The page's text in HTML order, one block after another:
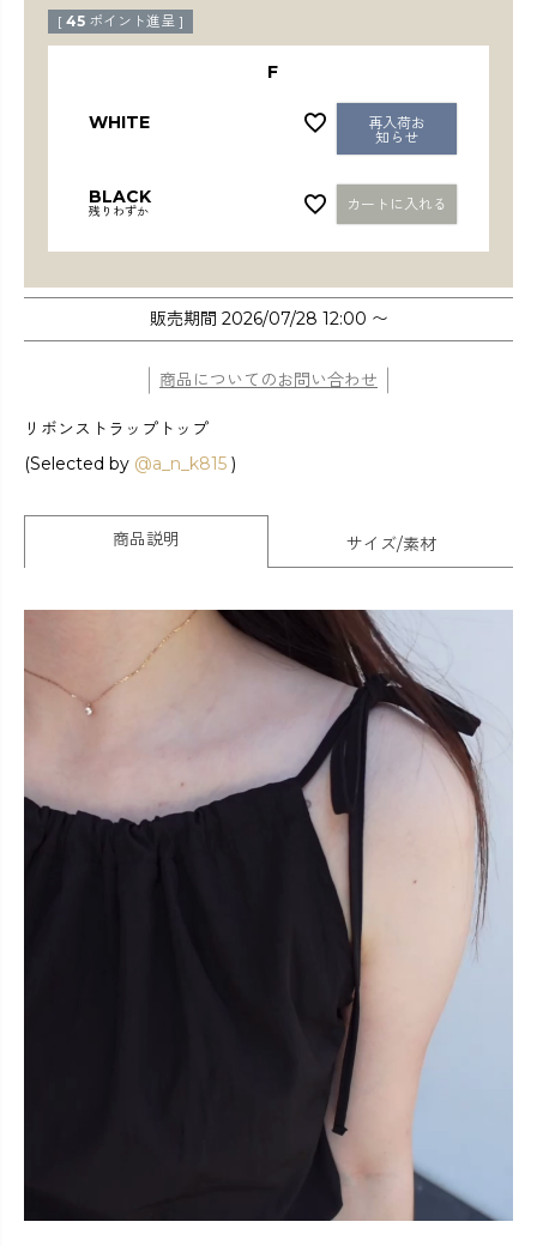
[ 45 ポイント進呈 ]
F
WHITE
再入荷お
知らせ
BLACK
残りわずか カートに入れる
販売期間 2026/07/28 12:00 〜
商品についてのお問い合わせ
リボンストラップトップ
(Selected by @a_n_k815 )
商品説明 サイズ/素材